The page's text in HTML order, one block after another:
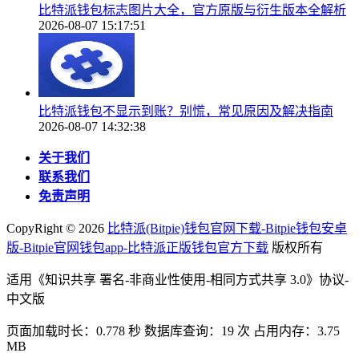
比特派钱包标志图片大全，官方原版与衍生版本全解析
2026-08-07 15:17:51
比特派钱包不显示到账？别慌，常见原因及解决指南
2026-08-07 14:32:38
关于我们
联系我们
免责声明
CopyRight © 2026 比特派(Bitpie)钱包官网下载-Bitpie钱包安卓
版-Bitpie官网钱包app-比特派正版钱包官方下载 版权所有
适用《知识共享 署名-非商业性使用-相同方式共享 3.0》协议-
中文版
页面加载时长：0.778 秒 数据库查询：19 次 占用内存：3.75
MB